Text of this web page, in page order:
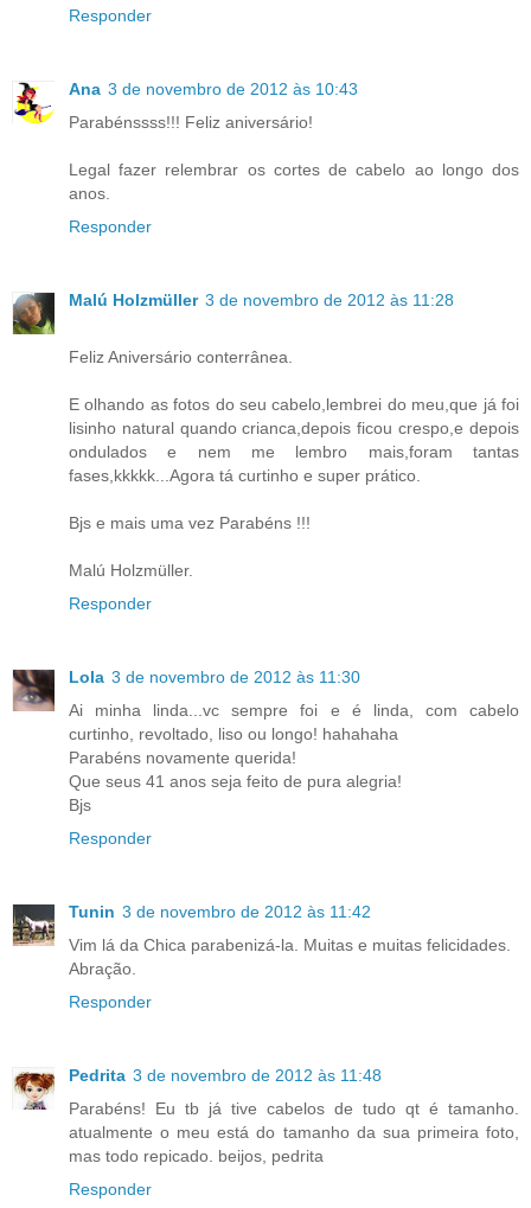
Responder
Ana 3 de novembro de 2012 às 10:43
Parabénssss!!! Feliz aniversário!
Legal fazer relembrar os cortes de cabelo ao longo dos
anos.
Responder
Malú Holzmüller 3 de novembro de 2012 às 11:28
Feliz Aniversário conterrânea.
E olhando as fotos do seu cabelo,lembrei do meu,que já foi
lisinho natural quando crianca,depois ficou crespo,e depois
ondulados e nem me lembro mais,foram tantas
fases,kkkkk...Agora tá curtinho e super prático.
Bjs e mais uma vez Parabéns !!!
Malú Holzmüller.
Responder
Lola 3 de novembro de 2012 às 11:30
Ai minha linda...vc sempre foi e é linda, com cabelo
curtinho, revoltado, liso ou longo! hahahaha
Parabéns novamente querida!
Que seus 41 anos seja feito de pura alegria!
Bjs
Responder
Tunin 3 de novembro de 2012 às 11:42
Vim lá da Chica parabenizá-la. Muitas e muitas felicidades.
Abração.
Responder
Pedrita 3 de novembro de 2012 às 11:48
Parabéns! Eu tb já tive cabelos de tudo qt é tamanho.
atualmente o meu está do tamanho da sua primeira foto,
mas todo repicado. beijos, pedrita
Responder